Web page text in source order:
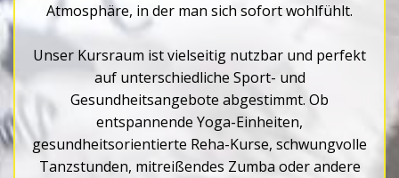
Atmosphäre, in der man sich sofort wohlfühlt.
Unser Kursraum ist vielseitig nutzbar und perfekt
auf unterschiedliche Sport- und
Gesundheitsangebote abgestimmt. Ob
entspannende Yoga-Einheiten,
gesundheitsorientierte Reha-Kurse, schwungvolle
Tanzstunden, mitreißendes Zumba oder andere